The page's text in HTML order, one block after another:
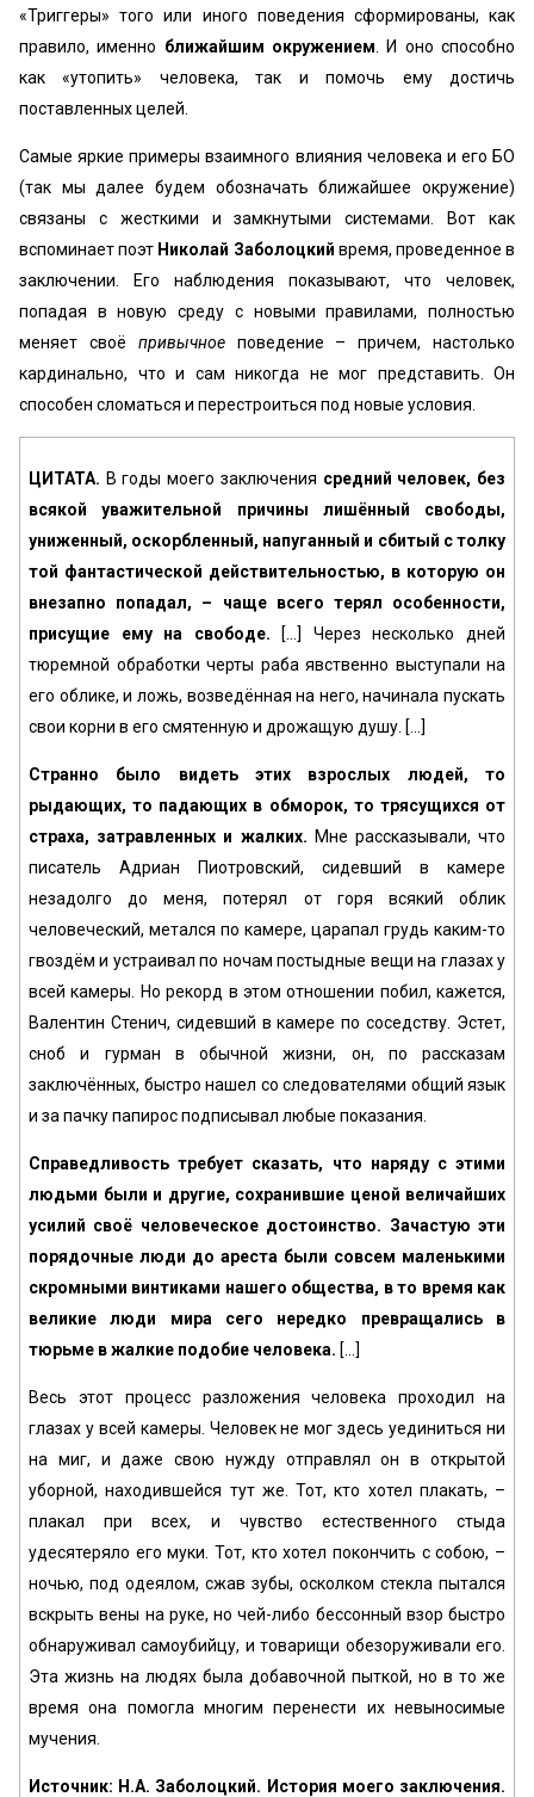
«Триггеры» того или иного поведения сформированы, как
правило, именно ближайшим окружением . И оно способно
как «утопить» человека, так и помочь ему достичь
поставленных целей.
Самые яркие примеры взаимного влияния человека и его БО
(так мы далее будем обозначать ближайшее окружение)
связаны с жесткими и замкнутыми системами. Вот как
вспоминает поэт Николай Заболоцкий время, проведенное в
заключении. Его наблюдения показывают, что человек,
попадая в новую среду с новыми правилами, полностью
меняет своё привычноеповедение – причем, настолько
кардинально, что и сам никогда не мог представить. Он
способен сломаться и перестроиться под новые условия.
ЦИТАТА. В годы моего заключения средний человек, без
всякой уважительной причины лишённый свободы,
униженный, оскорбленный, напуганный и сбитый с толку
той фантастической действительностью, в которую он
внезапно попадал, – чаще всего терял особенности,
присущие ему на свободе. [...] Через несколько дней
тюремной обработки черты раба явственно выступали на
его облике, и ложь, возведённая на него, начинала пускать
свои корни в его смятенную и дрожащую душу. [...]
Странно было видеть этих взрослых людей, то
рыдающих, то падающих в обморок, то трясущихся от
страха, затравленных и жалких. Мне рассказывали, что
писатель Адриан Пиотровский, сидевший в камере
незадолго до меня, потерял от горя всякий облик
человеческий, метался по камере, царапал грудь каким-то
гвоздём и устраивал по ночам постыдные вещи на глазах у
всей камеры. Но рекорд в этом отношении побил, кажется,
Валентин Стенич, сидевший в камере по соседству. Эстет,
сноб и гурман в обычной жизни, он, по рассказам
заключённых, быстро нашел со следователями общий язык
и за пачку папирос подписывал любые показания.
Справедливость требует сказать, что наряду с этими
людьми были и другие, сохранившие ценой величайших
усилий своё человеческое достоинство. Зачастую эти
порядочные люди до ареста были совсем маленькими
скромными винтиками нашего общества, в то время как
великие люди мира сего нередко превращались в
тюрьме в жалкие подобие человека. [...]
Весь этот процесс разложения человека проходил на
глазах у всей камеры. Человек не мог здесь уединиться ни
на миг, и даже свою нужду отправлял он в открытой
уборной, находившейся тут же. Тот, кто хотел плакать, –
плакал при всех, и чувство естественного стыда
удесятеряло его муки. Тот, кто хотел покончить с собою, –
ночью, под одеялом, сжав зубы, осколком стекла пытался
вскрыть вены на руке, но чей-либо бессонный взор быстро
обнаруживал самоубийцу, и товарищи обезоруживали его.
Эта жизнь на людях была добавочной пыткой, но в то же
время она помогла многим перенести их невыносимые
мучения.
Источник: Н.А. Заболоцкий. История моего заключения.